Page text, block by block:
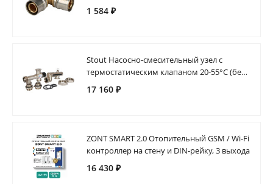
1 584 ₽
Stout Насосно-смесительный узел с
термостатическим клапаном 20-55°C (без
насоса)
17 160 ₽
ZONT SMART 2.0 Отопительный GSM / Wi-Fi
контроллер на стену и DIN-рейку, 3 выхода
16 430 ₽